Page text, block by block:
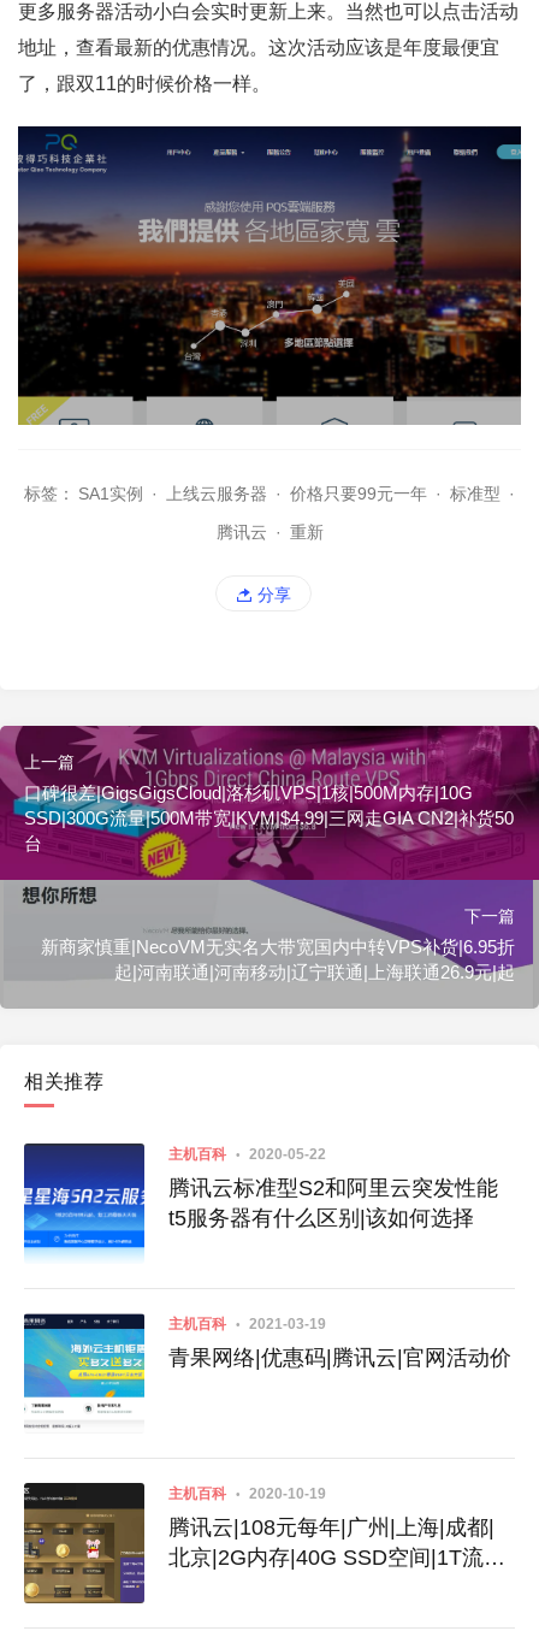
更多服务器活动小白会实时更新上来。当然也可以点击活动
地址，查看最新的优惠情况。这次活动应该是年度最便宜
了，跟双11的时候价格一样。
标签： SA1实例 · 上线云服务器 · 价格只要99元一年 · 标准型 ·
腾讯云 · 重新
分享
上一篇
口碑很差|GigsGigsCloud|洛杉矶VPS|1核|500M内存|10G
SSD|300G流量|500M带宽|KVM|$4.99|三网走GIA CN2|补货50
台
下一篇
新商家慎重|NecoVM无实名大带宽国内中转VPS补货|6.95折
起|河南联通|河南移动|辽宁联通|上海联通26.9元|起
相关推荐
主机百科 2020-05-22
腾讯云标准型S2和阿里云突发性能
t5服务器有什么区别|该如何选择
主机百科 2021-03-19
青果网络|优惠码|腾讯云|官网活动价
主机百科 2020-10-19
腾讯云|108元每年|广州|上海|成都|
北京|2G内存|40G SSD空间|1T流